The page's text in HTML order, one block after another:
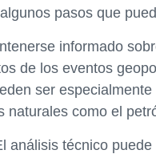
pasos que
informado
de los eventos
ser
naturales como el
análisis técnico